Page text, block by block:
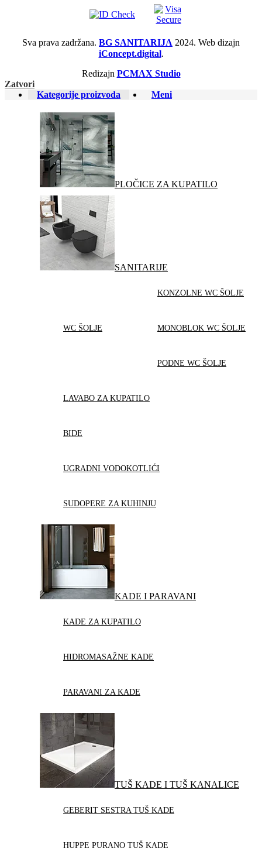
Sva prava zadržana. BG SANITARIJA 2024. Web dizajn
iConcept.digital.
Redizajn PCMAX Studio
Zatvori
Meni
Kategorije proizvoda
PLOČICE ZA KUPATILO
SANITARIJE
WC ŠOLJE
KONZOLNE WC ŠOLJE
MONOBLOK WC ŠOLJE
PODNE WC ŠOLJE
LAVABO ZA KUPATILO
BIDE
UGRADNI VODOKOTLIĆI
SUDOPERE ZA KUHINJU
KADE I PARAVANI
KADE ZA KUPATILO
HIDROMASAŽNE KADE
PARAVANI ZA KADE
TUŠ KADE I TUŠ KANALICE
GEBERIT SESTRA TUŠ KADE
HUPPE PURANO TUŠ KADE